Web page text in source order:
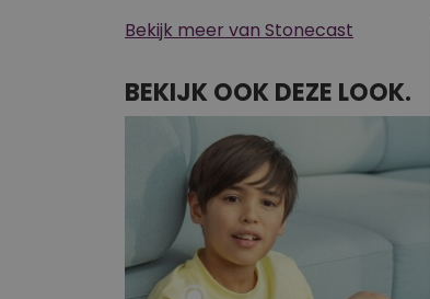
Bekijk meer van Stonecast
BEKIJK OOK DEZE LOOK.